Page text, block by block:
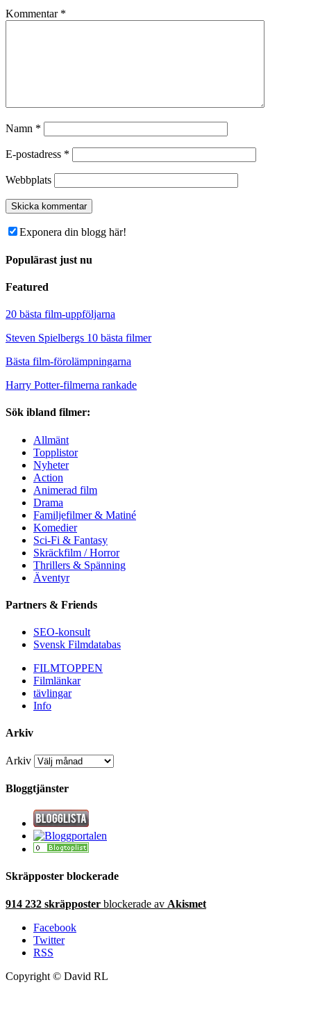
Kommentar *
Namn *
E-postadress *
Webbplats
Exponera din blogg här!
Populärast just nu
Featured
20 bästa film-uppföljarna
Steven Spielbergs 10 bästa filmer
Bästa film-förolämpningarna
Harry Potter-filmerna rankade
Sök ibland filmer:
Allmänt
Topplistor
Nyheter
Action
Animerad film
Drama
Familjefilmer & Matiné
Komedier
Sci-Fi & Fantasy
Skräckfilm / Horror
Thrillers & Spänning
Äventyr
Partners & Friends
SEO-konsult
Svensk Filmdatabas
FILMTOPPEN
Filmlänkar
tävlingar
Info
Arkiv
Arkiv
Bloggtjänster
Skräpposter blockerade
914 232 skräpposter blockerade av Akismet
Facebook
Twitter
RSS
Copyright © David RL